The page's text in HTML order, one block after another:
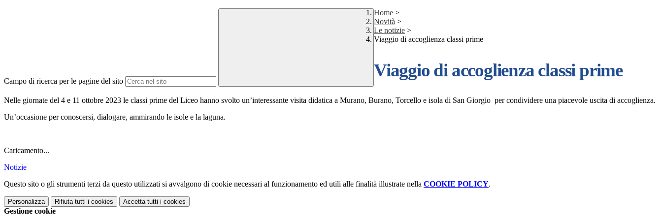
Campo di ricerca per le pagine del sito
Home >
Novità >
Le notizie >
Viaggio di accoglienza classi prime
Viaggio di accoglienza classi prime
Nelle giornate del 4 e 11 ottobre 2023 le classi prime del Liceo hanno svolto un’interessante visita didatica a Murano, Burano, Torcello e isola di San Giorgio per condividere una piacevole uscita di accoglienza.
Un’occasione per conoscersi, dialogare, ammirando le isole e la laguna.
Caricamento...
Notizie
Questo sito o gli strumenti terzi da questo utilizzati si avvalgono di cookie necessari al funzionamento ed utili alle finalità illustrate nella COOKIE POLICY.
Personalizza Rifiuta tutti i cookies Accetta tutti i cookies
Gestione cookie